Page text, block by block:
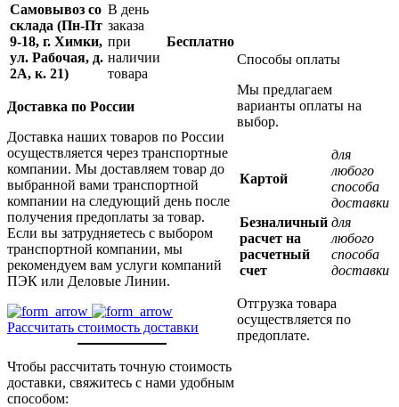
Самовывоз со
склада (Пн-Пт
9-18, г. Химки,
ул. Рабочая, д.
2А, к. 21)
В день
заказа
при
наличии
товара
Бесплатно
Доставка по России
Доставка наших товаров по России
осуществляется через транспортные
компании. Мы доставляем товар до
выбранной вами транспортной
компании на следующий день после
получения предоплаты за товар.
Если вы затрудняетесь с выбором
транспортной компании, мы
рекомендуем вам услуги компаний
ПЭК или Деловые Линии.
Рассчитать стоимость доставки
Чтобы рассчитать точную стоимость
доставки, свяжитесь с нами удобным
способом:
Способы оплаты
Мы предлагаем
варианты оплаты на
выбор.
Картой
для
любого
способа
доставки
Безналичный
расчет на
расчетный
счет
для
любого
способа
доставки
Отгрузка товара
осуществляется по
предоплате.